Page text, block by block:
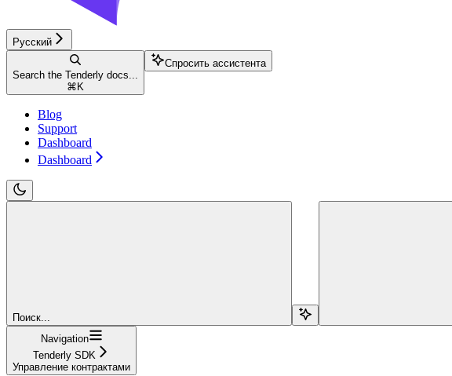
Русский
Search the Tenderly docs...
⌘ K
Спросить ассистента
Blog
Support
Dashboard
Dashboard
Поиск...
Navigation
Tenderly SDK
Управление контрактами